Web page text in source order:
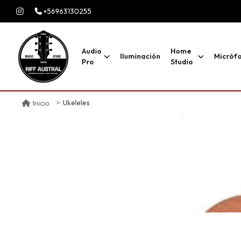
+56963130255
Audio
Pro
Iluminación
Home
Studio
Inicio Ukeleles